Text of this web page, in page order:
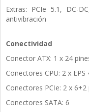
Extras: PCIe 5.1, DC-
antivibración
Conectividad
Conector ATX: 1 x 24
Conectores CPU: 2 x EPS
Conectores PCIe: 2 x 6+2
Conectores SATA: 6